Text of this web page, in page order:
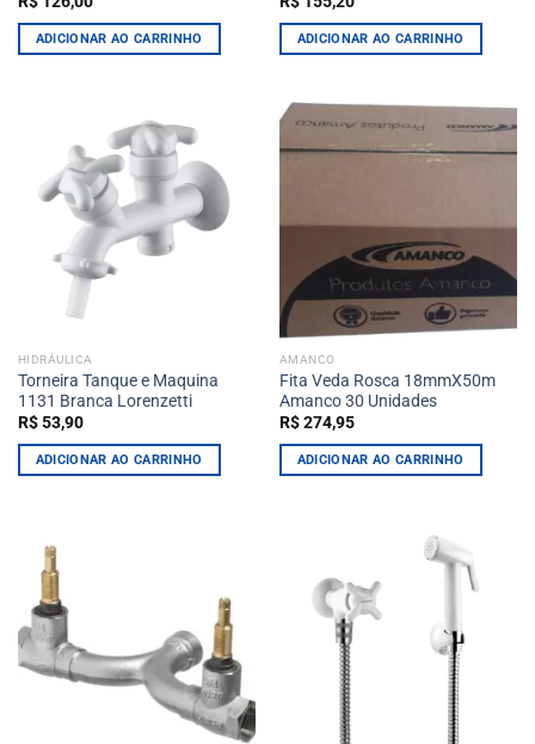
ADICIONAR AO CARRINHO ADICIONAR AO CARRINHO
HIDRÁULICA
Torneira Tanque e Maquina
1131 Branca Lorenzetti
R$53,90
ADICIONAR AO CARRINHO
AMANCO
Fita Veda Rosca 18mmX50m
Amanco 30 Unidades
R$274,95
ADICIONAR AO CARRINHO